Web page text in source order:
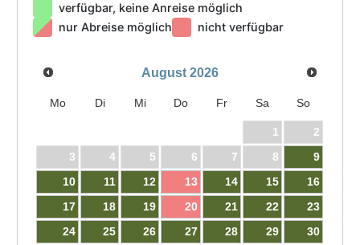
verfügbar, keine Anreise möglich
nur Abreise möglich
nicht verfügbar
August 2026
Mo Di Mi Do Fr Sa So
1
2
3
4 5 6 7 8
9
10
11 12 13 14 15
16
17
18 19 20 21 22
23
24
25 26 27 28 29
30